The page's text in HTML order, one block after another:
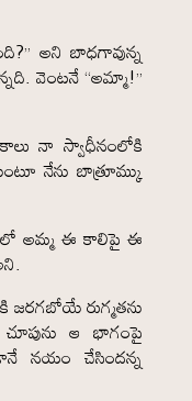
అని బాధగావున్న
వెంటనే “అమ్మా!”
నా స్వాధీనంలోకి
నేను బాత్రూమ్కు
కలలో అమ్మ ఈ కాలిపై ఈ
రుగ్మతను
ఆ భాగంపై
నయం చేసిందన్న